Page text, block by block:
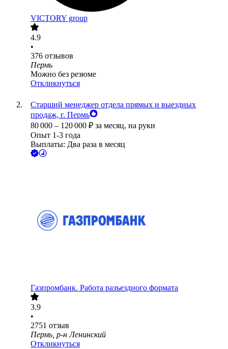
VICTORY group
4.9
•
376 отзывов
Пермь
Можно без резюме
Откликнуться
Старший менеджер отдела прямых и выездных
продаж, г. Пермь
80 000 – 120 000 ₽ за месяц, на руки
Опыт 1-3 года
Выплаты: Два раза в месяц
Газпромбанк. Работа разъездного формата
3.9
•
2751 отзыв
Пермь, р-н Ленинский
Откликнуться